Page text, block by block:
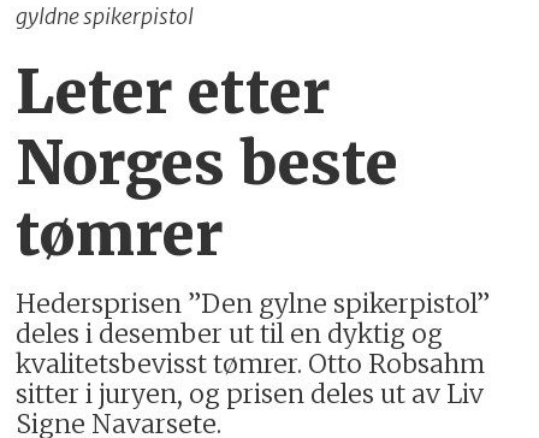
gyldne spikerpistol
Leter etter
Norges beste
tømrer
Hedersprisen ”Den gylne spikerpistol”
deles i desember ut til en dyktig og
kvalitetsbevisst tømrer. Otto Robsahm
sitter i juryen, og prisen deles ut av Liv
Signe Navarsete.